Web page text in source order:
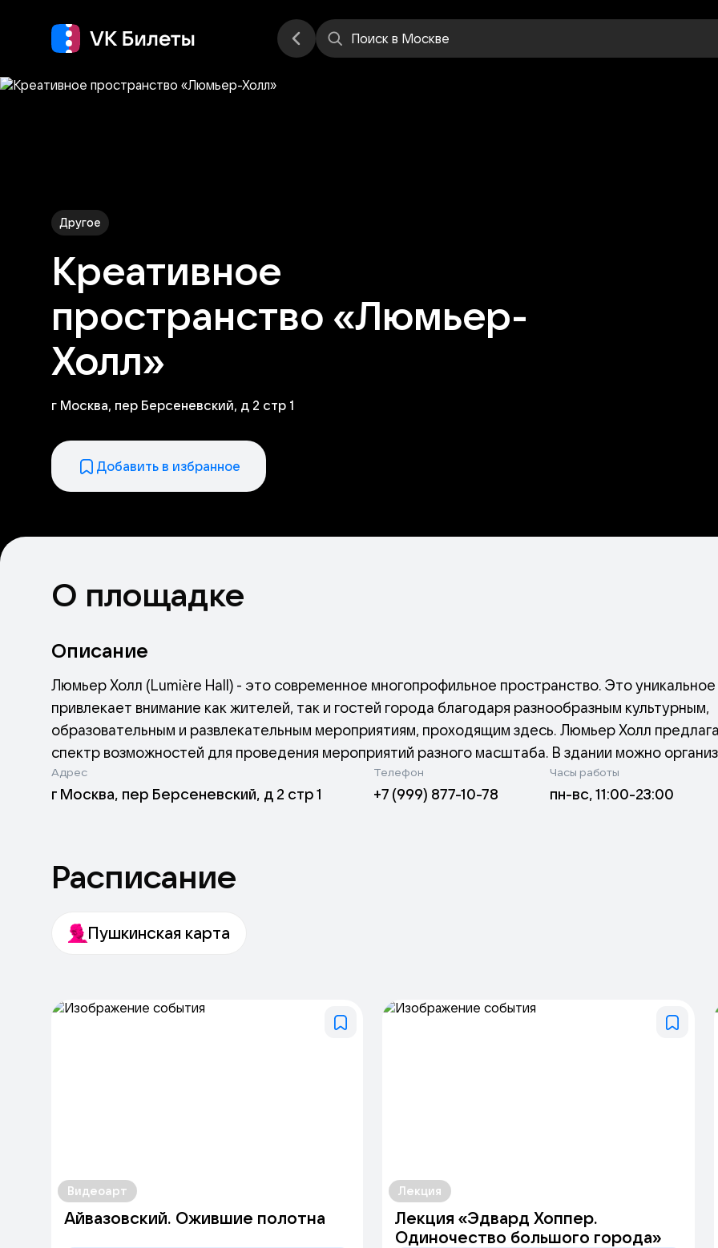
Поиск в Москве
Другое
Креативное
пространство «Люмьер-
Холл»
г Москва, пер Берсеневский, д 2 стр 1
Добавить в избранное
О площадке
Описание
Люмьер Холл (Lumière Hall) - это современное многопрофильное пространство. Это
привлекает внимание как жителей, так и гостей города благодаря разнообразным культурным,
образовательным и развлекательным мероприятиям, проходящим здесь. Люмьер Холл
спектр возможностей для проведения мероприятий разного масштаба. В здании можно
выставки, лекции, корпоративные мероприятия, свадьбы, и другие события. Он оборудован
звуковой и световой аппаратурой. Это место, где объединяются искусство и общение, где
Адрес
г Москва, пер Берсеневский, д 2 стр 1
Телефон
+7 (999) 877-10-78
Часы работы
пн-вс, 11:00-23:00
Расписание
Пушкинская карта
Видеоарт
Айвазовский. Ожившие полотна
Лекция
Лекция «Эдвард Хоппер.
Одиночество большого города»